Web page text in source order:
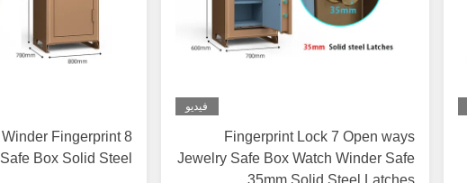
فيديو
Fingerprint Lock 7 Open ways
Jewelry Safe Box Watch Winder Safe
35mm Solid Steel Latches
Winder Fingerprint
Box Solid Steel